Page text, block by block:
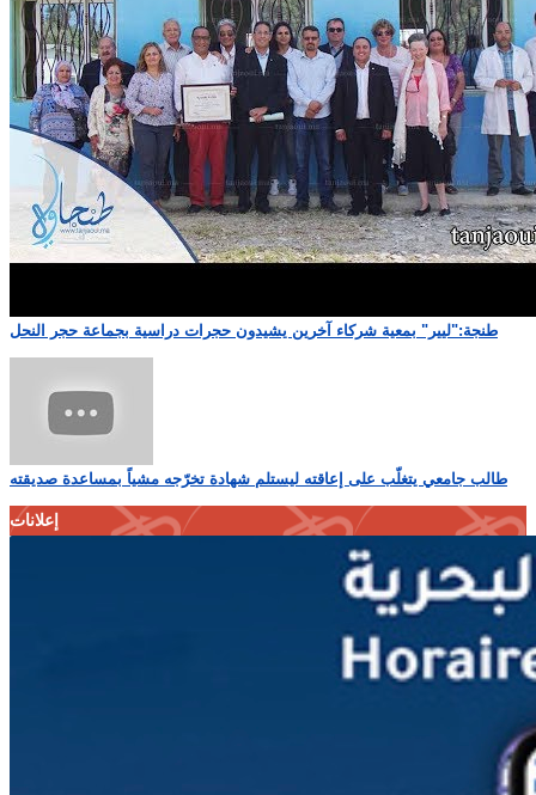
طنجة:"ليير" بمعية شركاء آخرين يشيدون حجرات دراسية بجماعة حجر النحل
طالب جامعي يتغلّب على إعاقته ليستلم شهادة تخرّجه مشياً بمساعدة صديقته
إعلانات